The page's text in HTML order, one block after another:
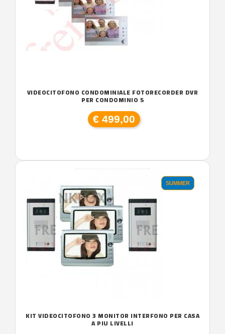
VIDEOCITOFONO CONDOMINIALE FOTORECORDER DVR
PER CONDOMINIO 5
€ 499,00
SUMMER
KIT VIDEOCITOFONO 3 MONITOR INTERFONO PER CASA
A PIU LIVELLI